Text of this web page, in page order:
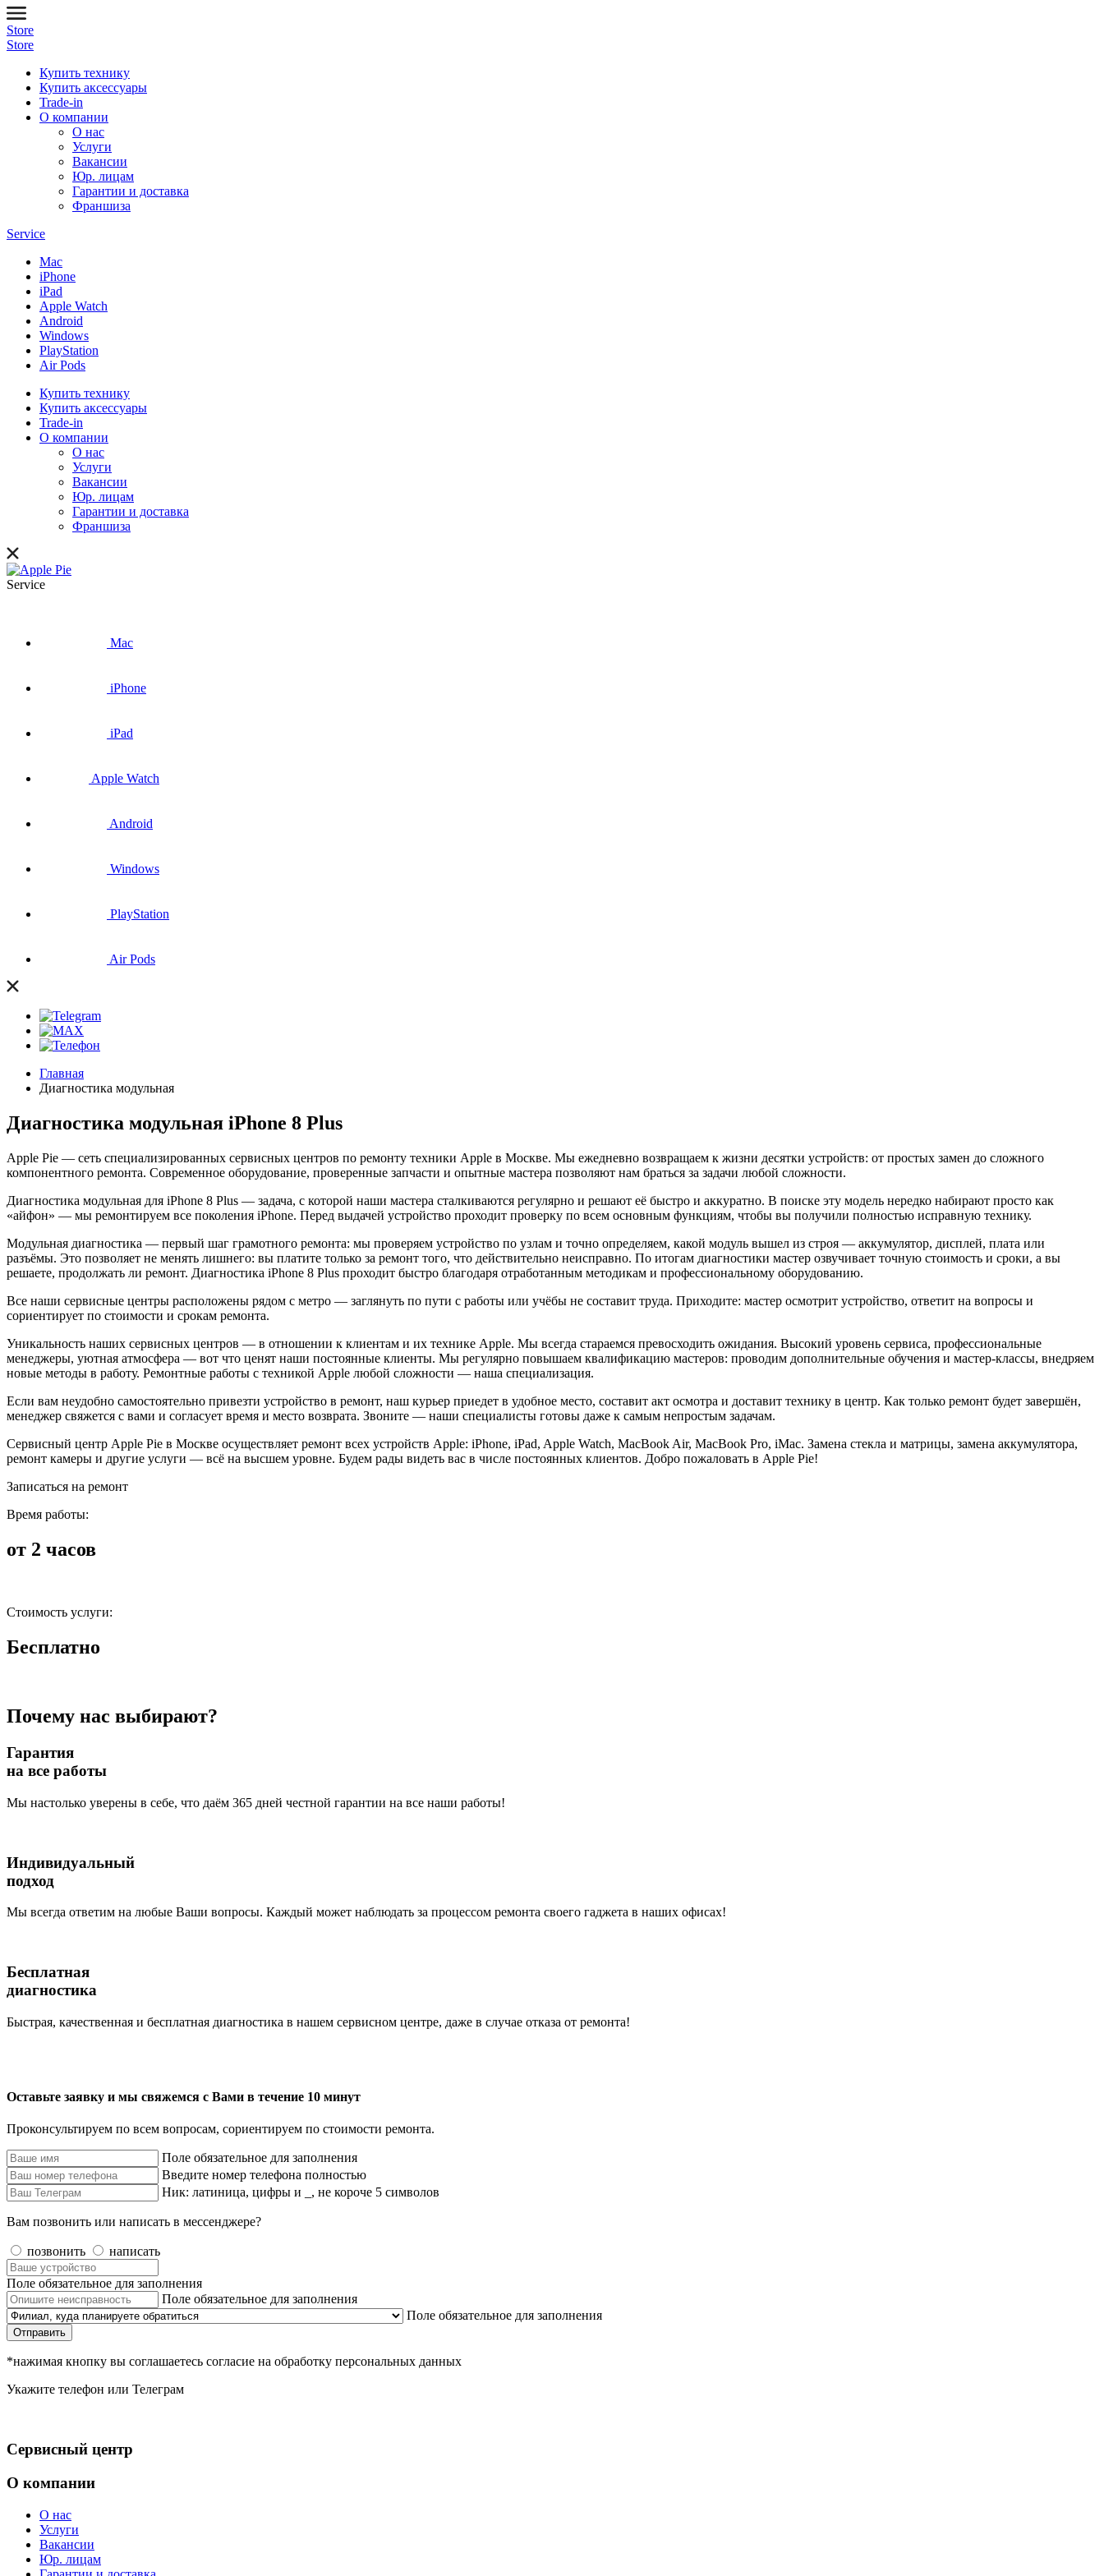
Store
Store
Купить технику
Купить аксессуары
Trade-in
О компании
О нас
Услуги
Вакансии
Юр. лицам
Гарантии и доставка
Франшиза
Service
Mac
iPhone
iPad
Apple Watch
Android
Windows
PlayStation
Air Pods
Купить технику
Купить аксессуары
Trade-in
О компании
О нас
Услуги
Вакансии
Юр. лицам
Гарантии и доставка
Франшиза
Service
Mac
iPhone
iPad
Apple Watch
Android
Windows
PlayStation
Air Pods
Главная
Диагностика модульная
Диагностика модульная iPhone 8 Plus
Apple Pie — сеть специализированных сервисных центров по ремонту техники Apple в Москве. Мы ежедневно возвращаем к жизни десятки устройств: от простых замен до сложного
компонентного ремонта. Современное оборудование, проверенные запчасти и опытные мастера позволяют нам браться за задачи любой сложности.
Диагностика модульная для iPhone 8 Plus — задача, с которой наши мастера сталкиваются регулярно и решают её быстро и аккуратно. В поиске эту модель нередко набирают просто как
«айфон» — мы ремонтируем все поколения iPhone. Перед выдачей устройство проходит проверку по всем основным функциям, чтобы вы получили полностью исправную технику.
Модульная диагностика — первый шаг грамотного ремонта: мы проверяем устройство по узлам и точно определяем, какой модуль вышел из строя — аккумулятор, дисплей, плата или
разъёмы. Это позволяет не менять лишнего: вы платите только за ремонт того, что действительно неисправно. По итогам диагностики мастер озвучивает точную стоимость и сроки, а вы
решаете, продолжать ли ремонт. Диагностика iPhone 8 Plus проходит быстро благодаря отработанным методикам и профессиональному оборудованию.
Все наши сервисные центры расположены рядом с метро — заглянуть по пути с работы или учёбы не составит труда. Приходите: мастер осмотрит устройство, ответит на вопросы и
сориентирует по стоимости и срокам ремонта.
Уникальность наших сервисных центров — в отношении к клиентам и их технике Apple. Мы всегда стараемся превосходить ожидания. Высокий уровень сервиса, профессиональные
менеджеры, уютная атмосфера — вот что ценят наши постоянные клиенты. Мы регулярно повышаем квалификацию мастеров: проводим дополнительные обучения и мастер-классы, внедряем
новые методы в работу. Ремонтные работы с техникой Apple любой сложности — наша специализация.
Если вам неудобно самостоятельно привезти устройство в ремонт, наш курьер приедет в удобное место, составит акт осмотра и доставит технику в центр. Как только ремонт будет завершён,
менеджер свяжется с вами и согласует время и место возврата. Звоните — наши специалисты готовы даже к самым непростым задачам.
Сервисный центр Apple Pie в Москве осуществляет ремонт всех устройств Apple: iPhone, iPad, Apple Watch, MacBook Air, MacBook Pro, iMac. Замена стекла и матрицы, замена аккумулятора,
ремонт камеры и другие услуги — всё на высшем уровне. Будем рады видеть вас в числе постоянных клиентов. Добро пожаловать в Apple Pie!
Записаться на ремонт
Время работы:
от 2 часов
Стоимость услуги:
Бесплатно
Почему нас выбирают?
Гарантия
на все работы
Мы настолько уверены в себе, что даём 365 дней честной гарантии на все наши работы!
Индивидуальный
подход
Мы всегда ответим на любые Ваши вопросы. Каждый может наблюдать за процессом ремонта своего гаджета в наших офисах!
Бесплатная
диагностика
Быстрая, качественная и бесплатная диагностика в нашем сервисном центре, даже в случае отказа от ремонта!
Оставьте заявку и мы свяжемся с Вами в течение 10 минут
Проконсультируем по всем вопросам, сориентируем по стоимости ремонта.
Поле обязательное для заполнения
Введите номер телефона полностью
Ник: латиница, цифры и _, не короче 5 символов
Вам позвонить или написать в мессенджере?
позвонить написать
Поле обязательное для заполнения
Поле обязательное для заполнения
Поле обязательное для заполнения
Отправить
*нажимая кнопку вы соглашаетесь согласие на обработку персональных данных
Укажите телефон или Телеграм
Сервисный центр
О компании
О нас
Услуги
Вакансии
Юр. лицам